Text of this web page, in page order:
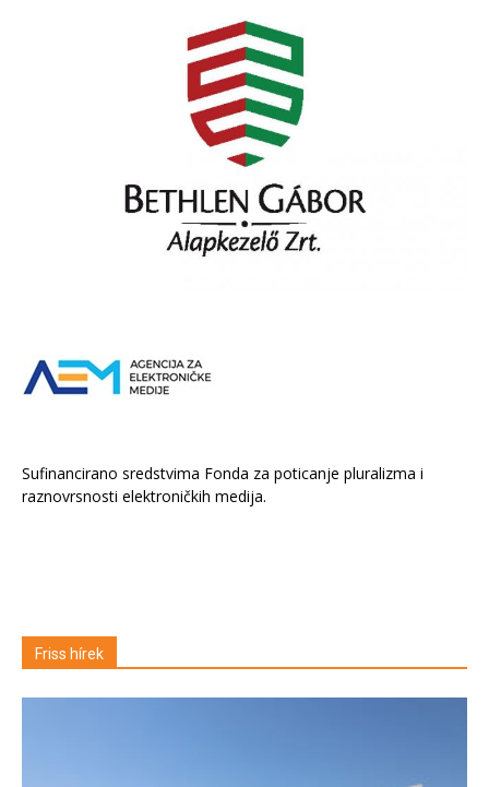
Sufinancirano sredstvima Fonda za poticanje pluralizma i
raznovrsnosti elektroničkih medija.
Friss hírek